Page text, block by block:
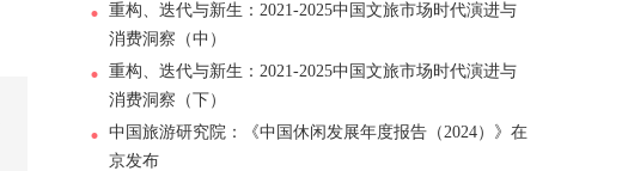
重构、迭代与新生：2021-2025中国文旅市场时代演进与
消费洞察（中）
重构、迭代与新生：2021-2025中国文旅市场时代演进与
消费洞察（下）
中国旅游研究院：《中国休闲发展年度报告（2024）》在
京发布